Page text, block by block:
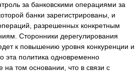
за банковскими операциями за
банки зарегистрированы, и
разрешенных конкретным
Сторонники дерегулирования
к повышению уровня конкуренции и
эта политика одновременно
на том основании, что в связи с